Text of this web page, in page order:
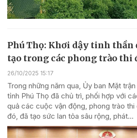
Phú Thọ: Khơi dậy tinh thần
tạo trong các phong trào thi
26/10/2025 15:17
Trong những năm qua, Ủy ban Mặt
tỉnh Phú Thọ đã chủ trì, phối hợp với
quả các cuộc vận động, phong trào thi
đó, đã tạo sức lan tỏa sâu rộng, phát...